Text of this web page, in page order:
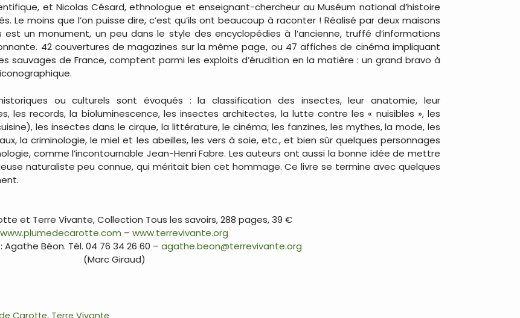
et Nicolas Césard, ethnologue et enseignant-chercheur au Muséum national d’histoire
Le moins que l’on puisse dire, c’est qu’ils ont beaucoup à raconter ! Réalisé par deux maisons
un monument, un peu dans le style des encyclopédies à l’ancienne, truffé d’informations
42 couvertures de magazines sur la même page, ou 47 affiches de cinéma impliquant
sauvages de France, comptent parmi les exploits d’érudition en la matière : un grand bravo à
ou culturels sont évoqués : la classification des insectes, leur anatomie, leur
les records, la bioluminescence, les insectes architectes, la lutte contre les « nuisibles », les
les insectes dans le cirque, la littérature, le cinéma, les fanzines, les mythes, la mode, les
la criminologie, le miel et les abeilles, les vers à soie, etc., et bien sûr quelques personnages
comme l’incontournable Jean-Henri Fabre. Les auteurs ont aussi la bonne idée de mettre
naturaliste peu connue, qui méritait bien cet hommage. Ce livre se termine avec quelques
et Terre Vivante, Collection Tous les savoirs, 288 pages, 39 €
www.plumedecarotte.com – www.terrevivante.org
Béon. Tél. 04 76 34 26 60 – agathe.beon@terrevivante.org
(Marc Giraud)